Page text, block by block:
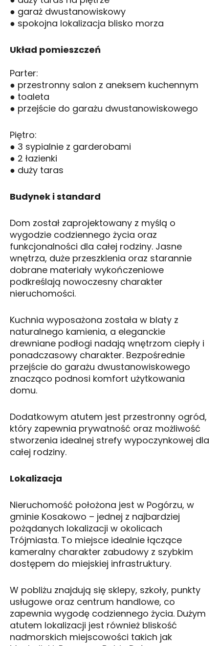
● garaż dwustanowiskowy
● spokojna lokalizacja blisko morza
Układ pomieszczeń
Parter:
● przestronny salon z aneksem kuchennym
● toaleta
● przejście do garażu dwustanowiskowego
Piętro:
● 3 sypialnie z garderobami
● 2 łazienki
● duży taras
Budynek i standard
Dom został zaprojektowany z myślą o
wygodzie codziennego życia oraz
funkcjonalności dla całej rodziny. Jasne
wnętrza, duże przeszklenia oraz starannie
dobrane materiały wykończeniowe
podkreślają nowoczesny charakter
nieruchomości.
Kuchnia wyposażona została w blaty z
naturalnego kamienia, a eleganckie
drewniane podłogi nadają wnętrzom ciepły i
ponadczasowy charakter. Bezpośrednie
przejście do garażu dwustanowiskowego
znacząco podnosi komfort użytkowania
domu.
Dodatkowym atutem jest przestronny ogród,
który zapewnia prywatność oraz możliwość
stworzenia idealnej strefy wypoczynkowej dla
całej rodziny.
Lokalizacja
Nieruchomość położona jest w Pogórzu, w
gminie Kosakowo – jednej z najbardziej
pożądanych lokalizacji w okolicach
Trójmiasta. To miejsce idealnie łączące
kameralny charakter zabudowy z szybkim
dostępem do miejskiej infrastruktury.
W pobliżu znajdują się sklepy, szkoły, punkty
usługowe oraz centrum handlowe, co
zapewnia wygodę codziennego życia. Dużym
atutem lokalizacji jest również bliskość
nadmorskich miejscowości takich jak